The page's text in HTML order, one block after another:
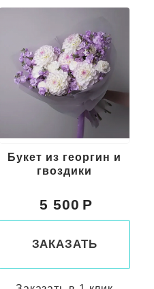
Букет из георгин и
гвоздики
5 500
ЗАКАЗАТЬ